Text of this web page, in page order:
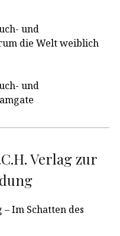
und
die Welt weiblich
und
Verlag zur
Im Schatten des